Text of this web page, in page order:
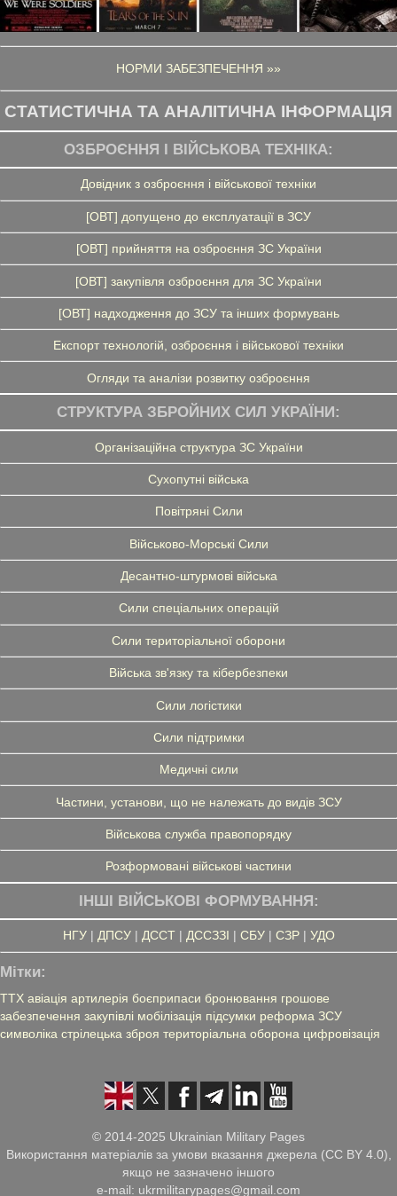
НОРМИ ЗАБЕЗПЕЧЕННЯ »»
СТАТИСТИЧНА ТА АНАЛІТИЧНА ІНФОРМАЦІЯ
ОЗБРОЄННЯ І ВІЙСЬКОВА ТЕХНІКА:
Довідник з озброєння і військової техніки
[ОВТ] допущено до експлуатації в ЗСУ
[ОВТ] прийняття на озброєння ЗС України
[ОВТ] закупівля озброєння для ЗС України
[ОВТ] надходження до ЗСУ та інших формувань
Експорт технологій, озброєння і військової техніки
Огляди та аналізи розвитку озброєння
СТРУКТУРА ЗБРОЙНИХ СИЛ УКРАЇНИ:
Організаційна структура ЗС України
Сухопутні війська
Повітряні Сили
Військово-Морські Сили
Десантно-штурмові війська
Сили спеціальних операцій
Сили територіальної оборони
Війська зв'язку та кібербезпеки
Сили логістики
Сили підтримки
Медичні сили
Частини, установи, що не належать до видів ЗСУ
Військова служба правопорядку
Розформовані військові частини
ІНШІ ВІЙСЬКОВІ ФОРМУВАННЯ:
НГУ| ДПСУ| ДССТ| ДССЗЗІ | СБУ| СЗР| УДО
Мітки:
ТТХ авіація артилерія боєприпаси бронювання грошове
забезпечення закупівлі мобілізація підсумки реформа ЗСУ
символіка стрілецька зброя територіальна оборона цифровізація
© 2014-2025 Ukrainian Military Pages
Використання матеріалів за умови вказання джерела (CC BY 4.0),
якщо не зазначено іншого
e-mail: ukrmilitarypages@gmail.com